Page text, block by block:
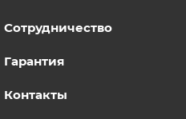
Сотрудничество
Гарантия
Контакты